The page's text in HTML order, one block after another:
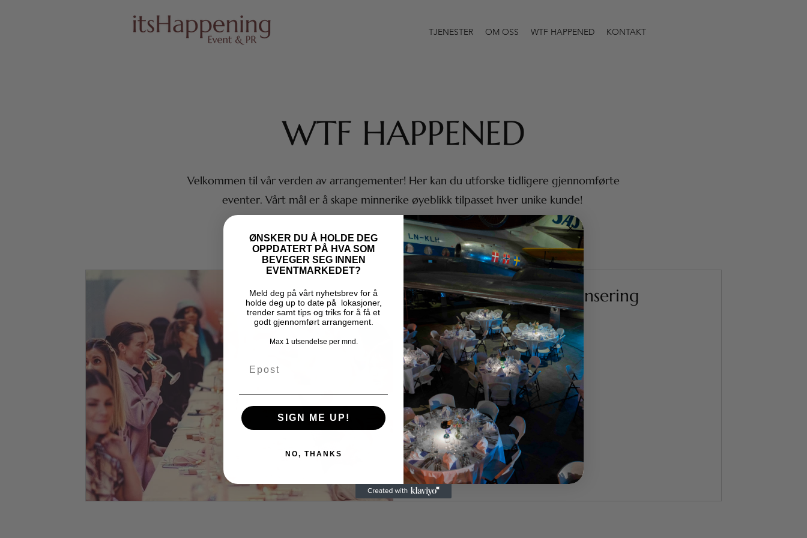
TJENESTER OM OSS WTF HAPPENED KONTAKT
WTF HAPPENED
Velkommen til vår verden av arrangementer! Her kan du utforske tidligere gjennomførte
eventer. Vårt mål er å skape minnerike øyeblikk tilpasset hver unike kunde!
L'Oréal Paris/produktlansering
ØNSKER DU Å HOLDE DEG
OPPDATERT PÅ HVA SOM
BEVEGER SEG INNEN
EVENTMARKEDET?
Meld deg på vårt nyhetsbrev for å
holde deg up to date på lokasjoner,
trender samt tips og triks for å få et
godt gjennomført arrangement.
Max 1 utsendelse per mnd.
SIGN ME UP!
NO, THANKS